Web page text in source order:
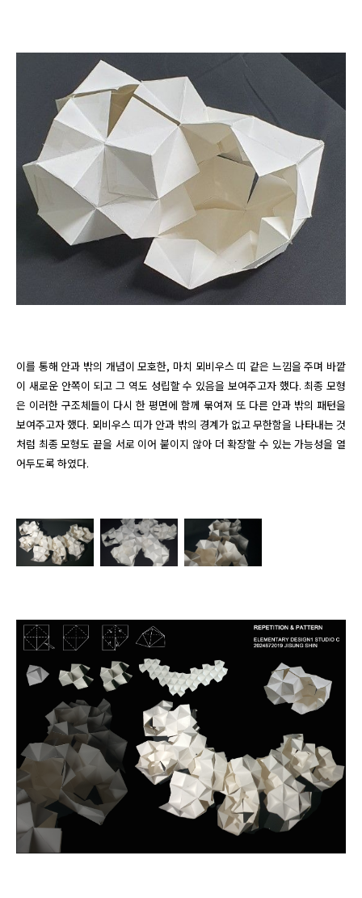
이를 통해 안과 밖의 개념이 모호한, 마치 뫼비우스 띠 같은 느낌을 주며 바깥
이 새로운 안쪽이 되고 그 역도 성립할 수 있음을 보여주고자 했다. 최종 모형
은 이러한 구조체들이 다시 한 평면에 함께 묶여져 또 다른 안과 밖의 패턴을
보여주고자 했다. 뫼비우스 띠가 안과 밖의 경계가 없고 무한함을 나타내는 것
처럼 최종 모형도 끝을 서로 이어 붙이지 않아 더 확장할 수 있는 가능성을 열
어두도록 하였다.